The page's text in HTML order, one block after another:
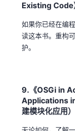
Existing Code
如果你已经在编
读这本书。重构
护。
9.《OSGi in
Applications
建模块化应用）